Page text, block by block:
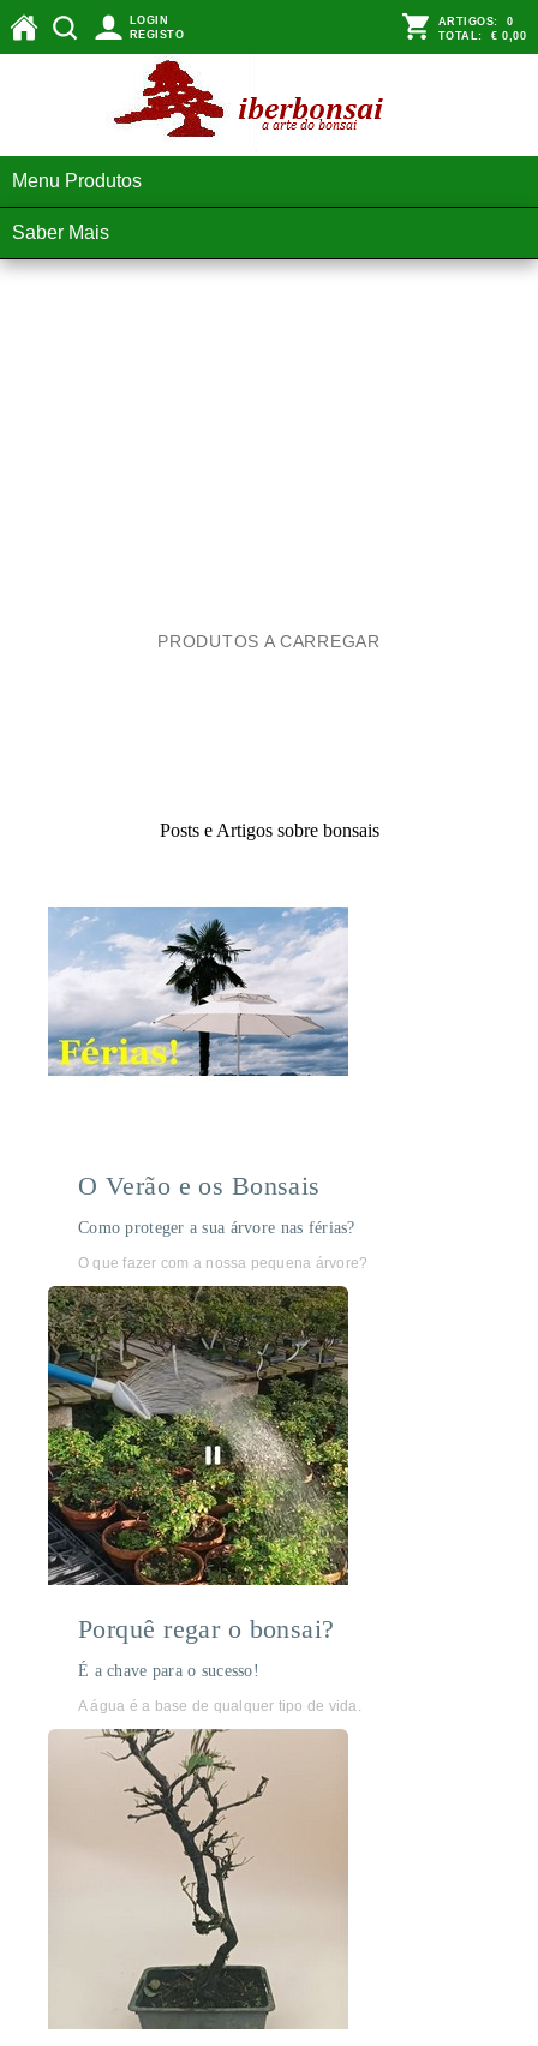
LOGIN
REGISTO
ARTIGOS: 0
TOTAL: € 0,00
Menu Produtos
Saber Mais
PRODUTOS A CARREGAR
Posts e Artigos sobre bonsais
O Verão e os Bonsais
Como proteger a sua árvore nas férias?
O que fazer com a nossa pequena árvore?
Porquê regar o bonsai?
É a chave para o sucesso!
A água é a base de qualquer tipo de vida.